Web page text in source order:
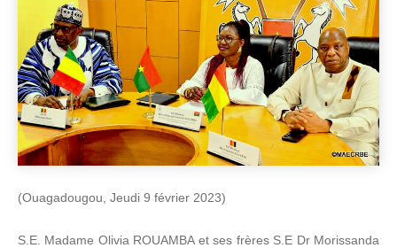
(Ouagadougou, Jeudi 9 février 2023)
S.E. Madame Olivia ROUAMBA et ses frères S.E Dr Morissanda